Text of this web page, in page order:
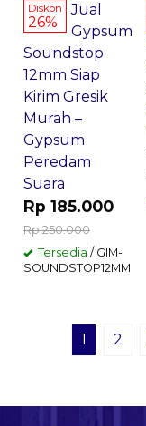
Diskon
26%
Jual
Gypsum
Soundstop
12mm Siap
Kirim Gresik
Murah –
Gypsum
Peredam
Suara
Rp 185.000
Rp 250.000
Tersedia / GIM-
SOUNDSTOP12MM
1 2